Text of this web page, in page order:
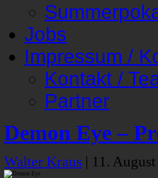
Jobs
Impressum /
Kontakt /
Partner
Demon Eye –
Walter Kraus | 11.